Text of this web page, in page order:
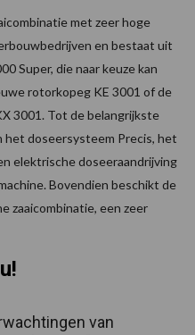
met zeer hoge
en bestaat uit
Super, die naar keuze kan
rotorkopeg KE 3001 of de
3001. Tot de belangrijkste
het doseersysteem Precis, het
elektrische doseeraandrijving
Bovendien beschikt de
zaaicombinatie, een zeer
van